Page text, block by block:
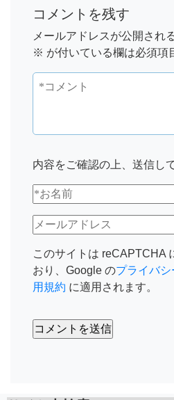
コメントを残す
メールアドレスが公開され
※ が付いている欄は必須項
内容をご確認の上、送信し
このサイトは reCAPTCHA
おり、Google のプライバ
用規約 に適用されます。